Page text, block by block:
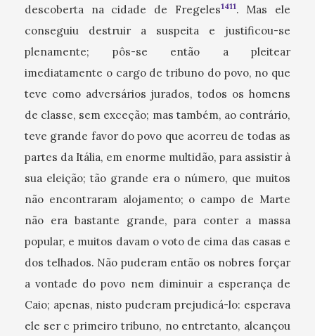
descoberta na cidade de Fregeles1411. Mas ele
conseguiu destruir a suspeita e justificou-se
plenamente; pôs-se então a pleitear
imediatamente o cargo de tribuno do povo, no que
teve como adversários jurados, todos os homens
de classe, sem exceção; mas também, ao contrário,
teve grande favor do povo que acorreu de todas as
partes da Itália, em enorme multidão, para assistir à
sua eleição; tão grande era o número, que muitos
não encontraram alojamento; o campo de Marte
não era bastante grande, para conter a massa
popular, e muitos davam o voto de cima das casas e
dos telhados. Não puderam então os nobres forçar
a vontade do povo nem diminuir a esperança de
Caio; apenas, nisto puderam prejudicá-lo: esperava
ele ser c primeiro tribuno, no entretanto, alcançou